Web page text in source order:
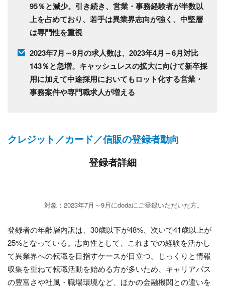
95％と減少。引き続き、営業・事務経験者が半数以
上を占めており、若手は異業界志向が強く、中堅層
は専門性を重視
2023年7月～9月の求人数は、2023年4月～6月対比
143％と急増。キャッシュレスの拡大に向けて新卒採
用に加えて中途採用においてもロット化する営業・
事務案件や専門職求人が増える
クレジット／カード／信販の登録者動向
登録者詳細
対象：2023年7月～9月にdodaにご登録いただいた方。
登録者の年齢層内訳は、30歳以下が48%、次いで41歳以上が
25%となっている。志向性として、これまでの経験を活かし
て異業界への転職を目指すケースが目立つ。じっくりと情報
収集を重ねて転職活動を始める方が多いため、キャリアパス
の豊富さや社風・職場環境など、ほかの金融機関との違いを